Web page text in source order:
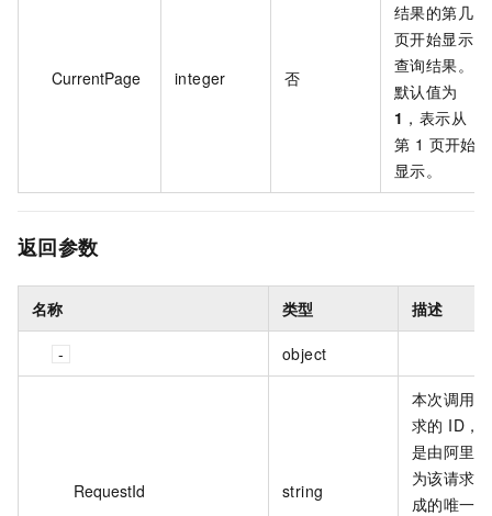
CurrentPage integer 否
结果的第几
页开始显示
查询结果。
默认值为
1 ，表示从
第 1 页开始
显示。
返回参数
名称 类型 描述
object
RequestId string
本次调用请
求的 ID，
是由阿里云
为该请求生
成的唯一标